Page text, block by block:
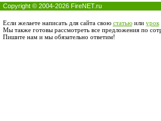
Copyright © 2004-2026 FireNET.ru
Если желаете написать для сайта свою статьюили урок
Мы также готовы рассмотреть все предложения по
Пишите нам и мы обязательно ответим!